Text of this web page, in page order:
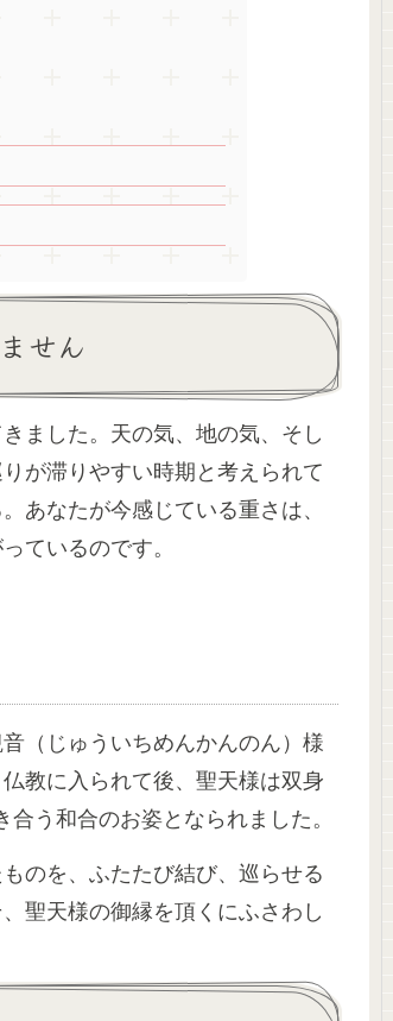
せん
ました。天の気、地の気、そし
が滞りやすい時期と考えられて
あなたが今感じている重さは、
ているのです。
（じゅういちめんかんのん）様
教に入られて後、聖天様は双身
う和合のお姿となられました。
のを、ふたたび結び、巡らせる
聖天様の御縁を頂くにふさわし